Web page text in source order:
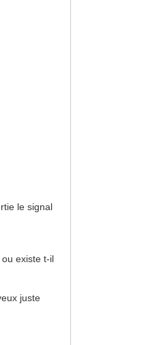
le signal
existe t-il
juste